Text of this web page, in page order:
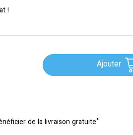
!
Ajouter
de la livraison gratuite*